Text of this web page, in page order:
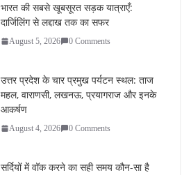
भारत की सबसे खूबसूरत सड़क यात्राएँ:
दार्जिलिंग से लद्दाख तक का सफर
August 5, 2026 0 Comments
उत्तर प्रदेश के चार प्रमुख पर्यटन स्थल: ताज
महल, वाराणसी, लखनऊ, प्रयागराज और इनके
आकर्षण
August 4, 2026 0 Comments
सर्दियों में वॉक करने का सही समय कौन-सा है